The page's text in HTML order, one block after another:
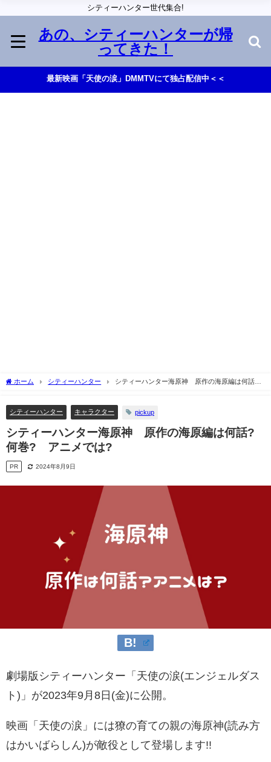
シティーハンター世代集合!
あの、シティーハンターが帰
ってきた！
最新映画「天使の涙」DMMTVにて独占配信中＜＜
ホーム シティーハンター
シティーハンター海原神 原作の海原編は何話?
シティーハンター キャラクター pickup
シティーハンター海原神 原作の海原編は何話?
何巻? アニメでは?
PR 2024年8月9日
劇場版シティーハンター「天使の涙(エンジェルダス
ト)」が2023年9月8日(金)に公開。
映画「天使の涙」には獠の育ての親の海原神(読み方
はかいばらしん)が敵役として登場します!!